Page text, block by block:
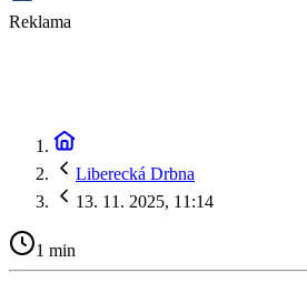
Reklama
Liberecká Drbna
13. 11. 2025, 11:14
1 min